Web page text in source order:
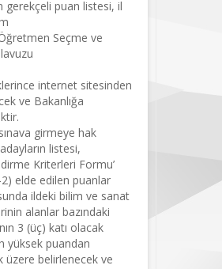
gerekçeli puan listesi, il
Seçme ve
internet sitesinden
ve Bakanlığa
girmeye hak
listesi,
Kriterleri Formu’
elde edilen puanlar
ildeki bilim ve sanat
alanlar bazındaki
3 (üç) katı olacak
yüksek puandan
üzere belirlenecek ve